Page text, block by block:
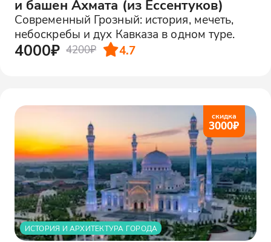
и башен Ахмата (из Ессентуков)
Современный Грозный: история, мечеть,
небоскребы и дух Кавказа в одном туре.
4000₽ 4200₽ 4.7
скидка
3000₽
ИСТОРИЯ И АРХИТЕКТУРА ГОРОДА